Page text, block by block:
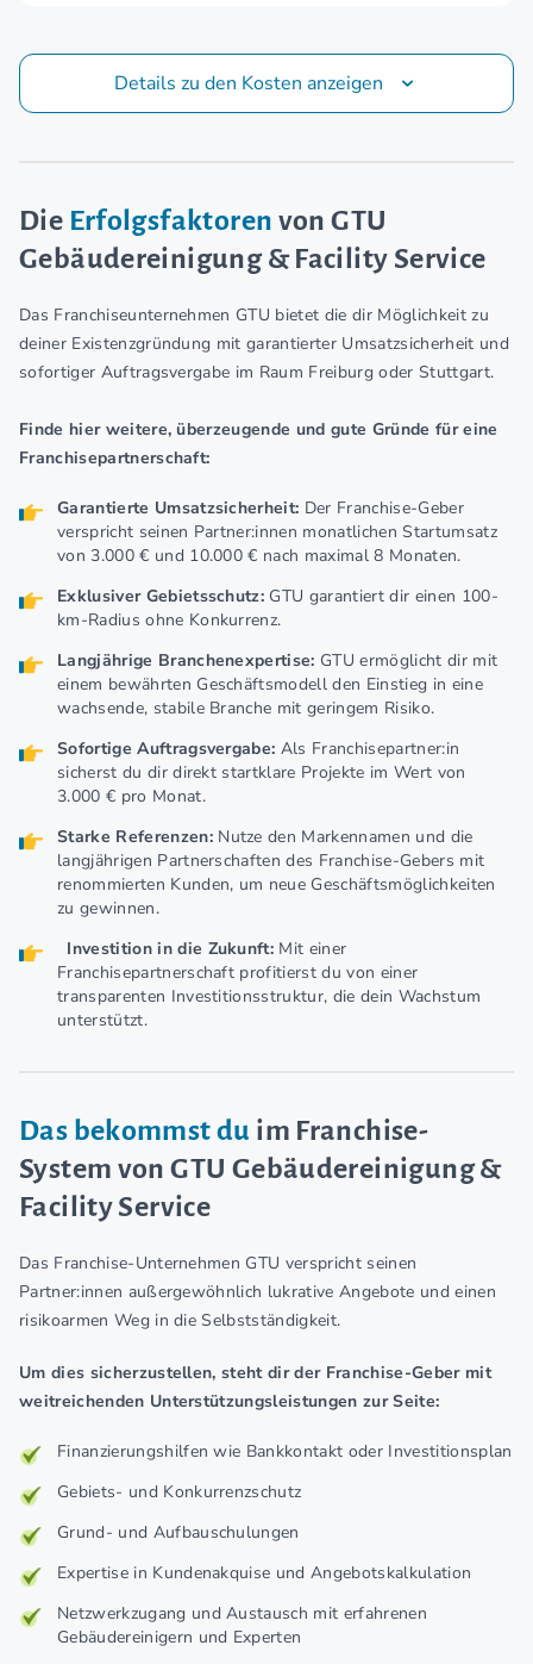
Details zu den Kosten anzeigen
Die Erfolgsfaktoren von GTU
Gebäudereinigung & Facility Service
Das Franchiseunternehmen GTU bietet die dir Möglichkeit zu
deiner Existenzgründung mit garantierter Umsatzsicherheit und
sofortiger Auftragsvergabe im Raum Freiburg oder Stuttgart.
Finde hier weitere, überzeugende und gute Gründe für eine
Franchisepartnerschaft:
Garantierte Umsatzsicherheit: Der Franchise-Geber
verspricht seinen Partner:innen monatlichen Startumsatz
von 3.000 € und 10.000 € nach maximal 8 Monaten.
Exklusiver Gebietsschutz: GTU garantiert dir einen 100-
km-Radius ohne Konkurrenz.
Langjährige Branchenexpertise: GTU ermöglicht dir mit
einem bewährten Geschäftsmodell den Einstieg in eine
wachsende, stabile Branche mit geringem Risiko.
Sofortige Auftragsvergabe: Als Franchisepartner:in
sicherst du dir direkt startklare Projekte im Wert von
3.000 € pro Monat.
Starke Referenzen:Nutze den Markennamen und die
langjährigen Partnerschaften des Franchise-Gebers mit
renommierten Kunden, um neue Geschäftsmöglichkeiten
zu gewinnen.
Investition in die Zukunft: Mit einer
Franchisepartnerschaft profitierst du von einer
transparenten Investitionsstruktur, die dein Wachstum
unterstützt.
Das bekommst du im Franchise-
System von GTU Gebäudereinigung &
Facility Service
Das Franchise-Unternehmen GTU verspricht seinen
Partner:innen außergewöhnlich lukrative Angebote und einen
risikoarmen Weg in die Selbstständigkeit.
Um dies sicherzustellen, steht dir der Franchise-Geber mit
weitreichenden Unterstützungsleistungen zur Seite:
Finanzierungshilfen wie Bankkontakt oder Investitionsplan
Gebiets- und Konkurrenzschutz
Grund- und Aufbauschulungen
Expertise in Kundenakquise und Angebotskalkulation
Netzwerkzugang und Austausch mit erfahrenen
Gebäudereinigern und Experten